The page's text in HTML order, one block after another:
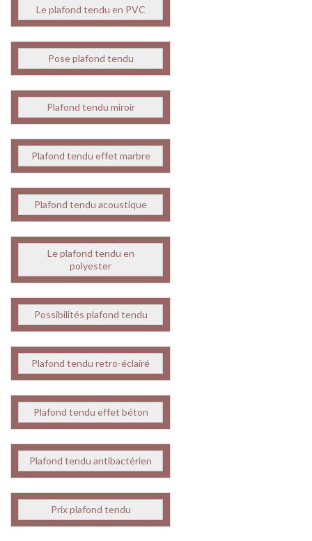
Le plafond tendu en PVC
Pose plafond tendu
Plafond tendu miroir
Plafond tendu effet marbre
Plafond tendu acoustique
Le plafond tendu en
polyester
Possibilités plafond tendu
Plafond tendu retro-éclairé
Plafond tendu effet béton
Plafond tendu antibactérien
Prix plafond tendu